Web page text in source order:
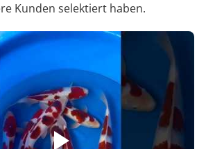
Kunden selektiert haben.